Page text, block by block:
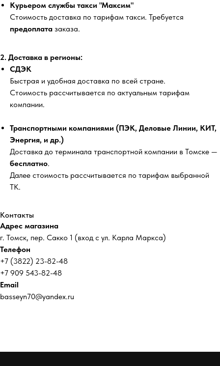
Курьером службы такси "Максим"
Стоимость доставка по тарифам такси. Требуется
предоплата заказа.
2. Доставка в регионы:
СДЭК
Быстрая и удобная доставка по всей стране.
Стоимость рассчитывается по актуальным тарифам
компании.
Транспортными компаниями (ПЭК, Деловые Линии, КИТ,
Энергия, и др.)
Доставка до терминала транспортной компании в Томске —
бесплатно.
Далее стоимость рассчитывается по тарифам выбранной
ТК.
Контакты
Адрес магазина
г. Томск, пер. Сакко 1 (вход с ул. Карла Маркса)
Телефон
+7 (3822) 23-82-48
+7 909 543-82-48
Email
basseyn70@yandex.ru